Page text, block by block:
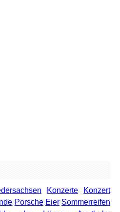
Konzerte
Konzert
Porsche Eier Sommerreifen